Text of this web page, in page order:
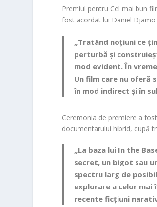
Premiul pentru Cel mai bun
fost acordat lui Daniel Djamo
„Tratând noțiuni ce
perturbă și
mod evident. În
Un film care nu oferă
în mod indirect și în
Ceremonia de premiere a
documentarului hibrid, după
„La baza lui In the
secret, un bigot sau
spectru larg de
explorare a celor mai
recente ficțiuni